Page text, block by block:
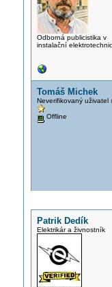
Odborná publicistika v
instalační
Tomáš Michek
Neverifikovaný uživatel
Offline
Patrik Dedík
Elektrikár a živnostník